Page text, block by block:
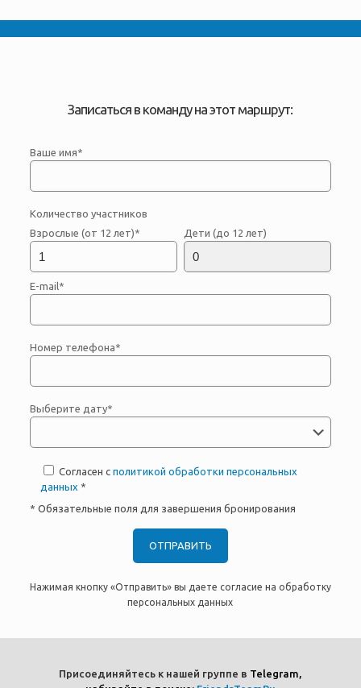
Записаться в команду на этот маршрут:
Ваше имя*
Количество участников
Взрослые (от 12 лет)*
Дети (до 12 лет)
E-mail*
Номер телефона*
Выберите дату*
Согласен с политикой обработки персональных
данных *
* Обязательные поля для завершения бронирования
Нажимая кнопку «Отправить» вы даете согласие на обработку
персональных данных
Присоединяйтесь к нашей группе в Telegram,